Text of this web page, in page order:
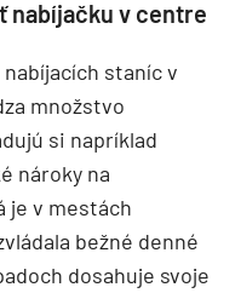
nabíjačku v centre
staníc v
množstvo
si napríklad
nároky na
je v mestách
bežné denné
dosahuje svoje